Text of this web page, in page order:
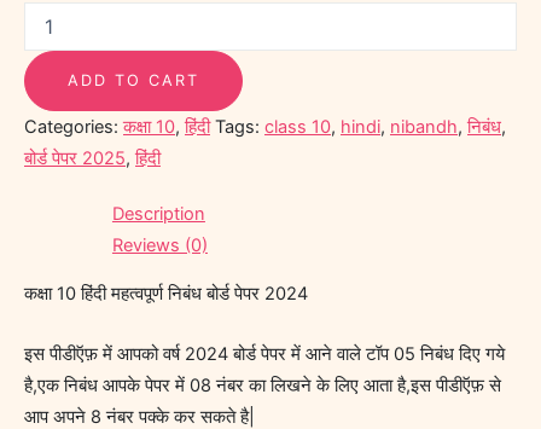
ADD TO CART
Categories:कक्षा 10,हिंदी Tags: class 10, hindi, nibandh,निबंध,
बोर्ड पेपर 2025,हिंदी
Description
Reviews (0)
कक्षा 10 हिंदी महत्वपूर्ण निबंध बोर्ड पेपर 2024
इस पीडीऍफ़ में आपको वर्ष 2024 बोर्ड पेपर में आने वाले टॉप 05 निबंध दिए गये
है,एक निबंध आपके पेपर में 08 नंबर का लिखने के लिए आता है,इस पीडीऍफ़ से
आप अपने 8 नंबर पक्के कर सकते है|